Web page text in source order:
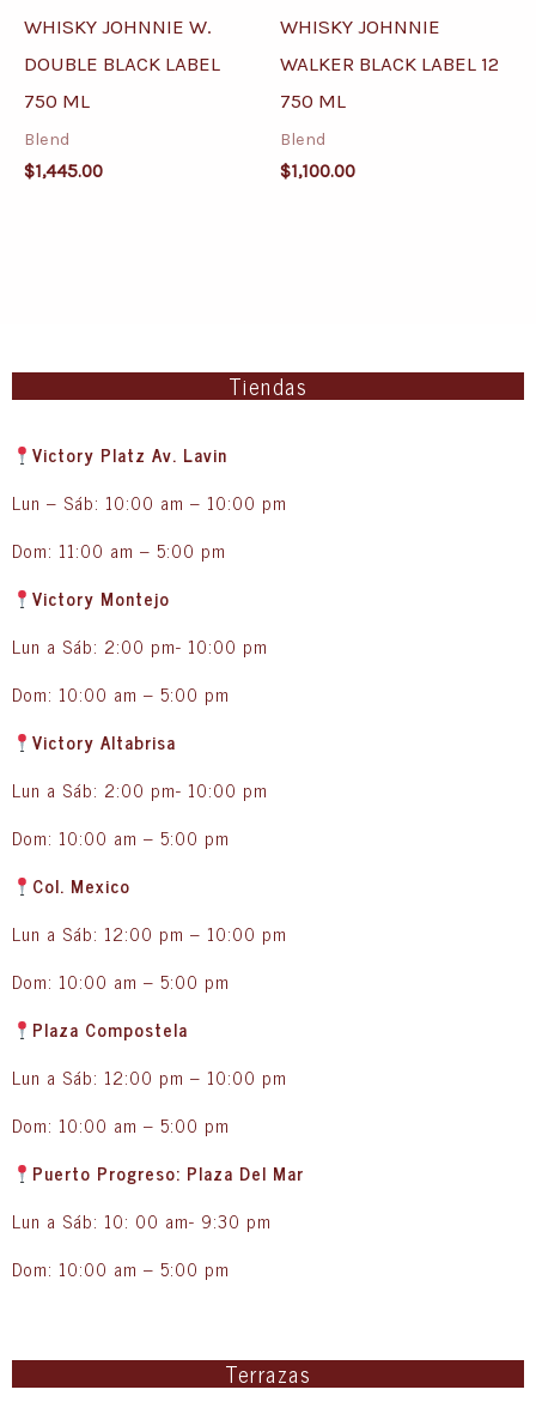
WHISKY JOHNNIE W.
DOUBLE BLACK LABEL
750 ML
Blend
$1,445.00
WHISKY JOHNNIE
WALKER BLACK LABEL 12
750 ML
Blend
$1,100.00
Tiendas
Victory Platz Av. Lavin
Lun – Sáb: 10:00 am – 10:00 pm
Dom: 11:00 am – 5:00 pm
Victory Montejo
Lun a Sáb: 2:00 pm- 10:00 pm
Dom: 10:00 am – 5:00 pm
Victory Altabrisa
Lun a Sáb: 2:00 pm- 10:00 pm
Dom: 10:00 am – 5:00 pm
Col. Mexico
Lun a Sáb: 12:00 pm – 10:00 pm
Dom: 10:00 am – 5:00 pm
Plaza Compostela
Lun a Sáb: 12:00 pm – 10:00 pm
Dom: 10:00 am – 5:00 pm
Puerto Progreso: Plaza Del Mar
Lun a Sáb: 10: 00 am- 9:30 pm
Dom: 10:00 am – 5:00 pm
Terrazas